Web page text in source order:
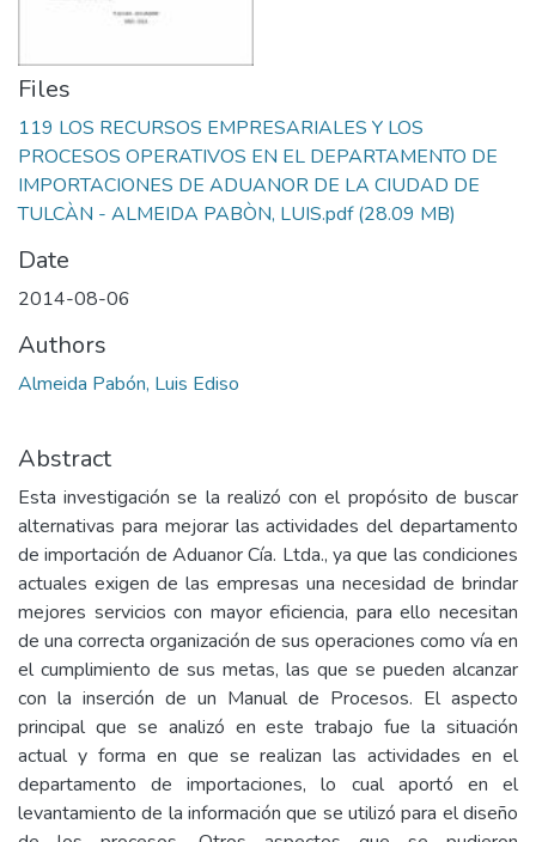
Files
119 LOS RECURSOS EMPRESARIALES Y LOS
PROCESOS OPERATIVOS EN EL DEPARTAMENTO DE
IMPORTACIONES DE ADUANOR DE LA CIUDAD DE
TULCÀN - ALMEIDA PABÒN, LUIS.pdf(28.09 MB)
Date
2014-08-06
Authors
Almeida Pabón, Luis Ediso
Abstract
Esta investigación se la realizó con el propósito de buscar
alternativas para mejorar las actividades del departamento
de importación de Aduanor Cía. Ltda., ya que las condiciones
actuales exigen de las empresas una necesidad de brindar
mejores servicios con mayor eficiencia, para ello necesitan
de una correcta organización de sus operaciones como vía en
el cumplimiento de sus metas, las que se pueden alcanzar
con la inserción de un Manual de Procesos. El aspecto
principal que se analizó en este trabajo fue la situación
actual y forma en que se realizan las actividades en el
departamento de importaciones, lo cual aportó en el
levantamiento de la información que se utilizó para el diseño